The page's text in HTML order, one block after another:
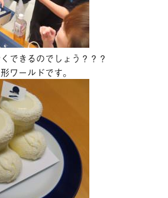
できるのでしょう？？？
ワールドです。